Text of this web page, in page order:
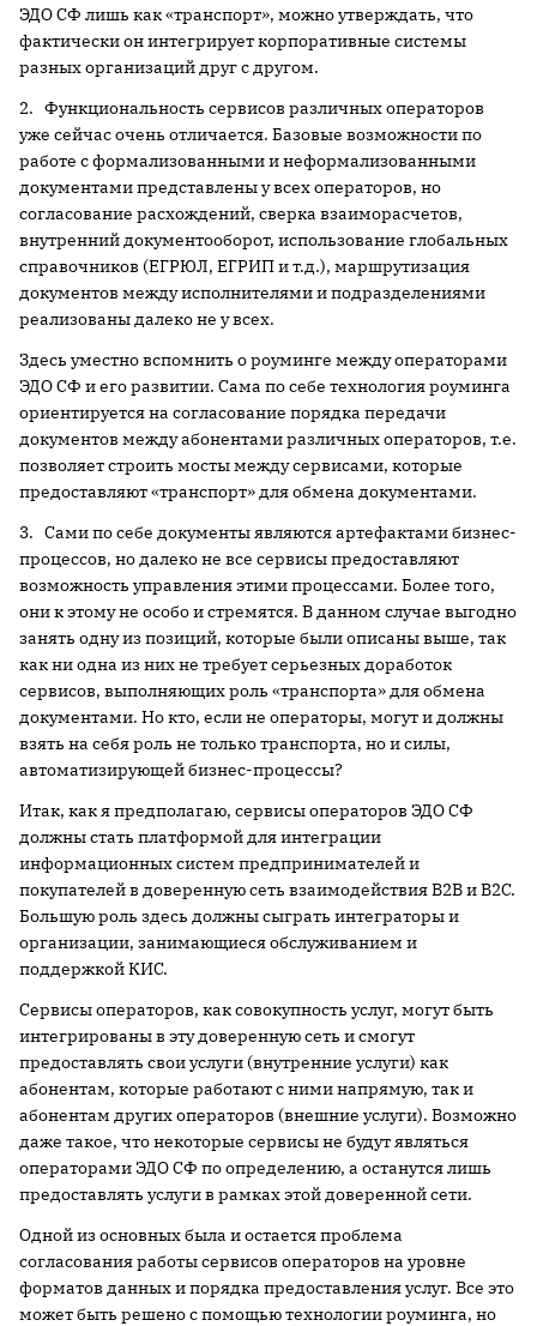
ЭДО СФ лишь как «транспорт», можно утверждать, что
фактически он интегрирует корпоративные системы
разных организаций друг с другом.
2. Функциональность сервисов различных операторов
уже сейчас очень отличается. Базовые возможности по
работе с формализованными и неформализованными
документами представлены у всех операторов, но
согласование расхождений, сверка взаиморасчетов,
внутренний документооборот, использование глобальных
справочников (ЕГРЮЛ, ЕГРИП и т.д.), маршрутизация
документов между исполнителями и подразделениями
реализованы далеко не у всех.
Здесь уместно вспомнить о роуминге между операторами
ЭДО СФ и его развитии. Сама по себе технология роуминга
ориентируется на согласование порядка передачи
документов между абонентами различных операторов, т.е.
позволяет строить мосты между сервисами, которые
предоставляют «транспорт» для обмена документами.
3. Сами по себе документы являются артефактами бизнес-
процессов, но далеко не все сервисы предоставляют
возможность управления этими процессами. Более того,
они к этому не особо и стремятся. В данном случае выгодно
занять одну из позиций, которые были описаны выше, так
как ни одна из них не требует серьезных доработок
сервисов, выполняющих роль «транспорта» для обмена
документами. Но кто, если не операторы, могут и должны
взять на себя роль не только транспорта, но и силы,
автоматизирующей бизнес-процессы?
Итак, как я предполагаю, сервисы операторов ЭДО СФ
должны стать платформой для интеграции
информационных систем предпринимателей и
покупателей в доверенную сеть взаимодействия B2B и B2C.
Большую роль здесь должны сыграть интеграторы и
организации, занимающиеся обслуживанием и
поддержкой КИС.
Сервисы операторов, как совокупность услуг, могут быть
интегрированы в эту доверенную сеть и смогут
предоставлять свои услуги (внутренние услуги) как
абонентам, которые работают с ними напрямую, так и
абонентам других операторов (внешние услуги). Возможно
даже такое, что некоторые сервисы не будут являться
операторами ЭДО СФ по определению, а останутся лишь
предоставлять услуги в рамках этой доверенной сети.
Одной из основных была и остается проблема
согласования работы сервисов операторов на уровне
форматов данных и порядка предоставления услуг. Все это
может быть решено с помощью технологии роуминга, но